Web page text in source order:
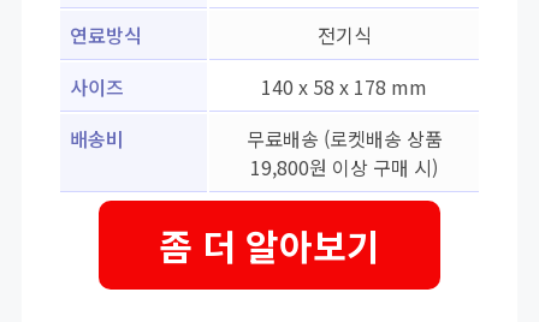
연료방식
전기식
사이즈
140 x 58 x 178 mm
배송비
무료배송 (로켓배송 상품
19,800원 이상 구매 시)
좀 더 알아보기